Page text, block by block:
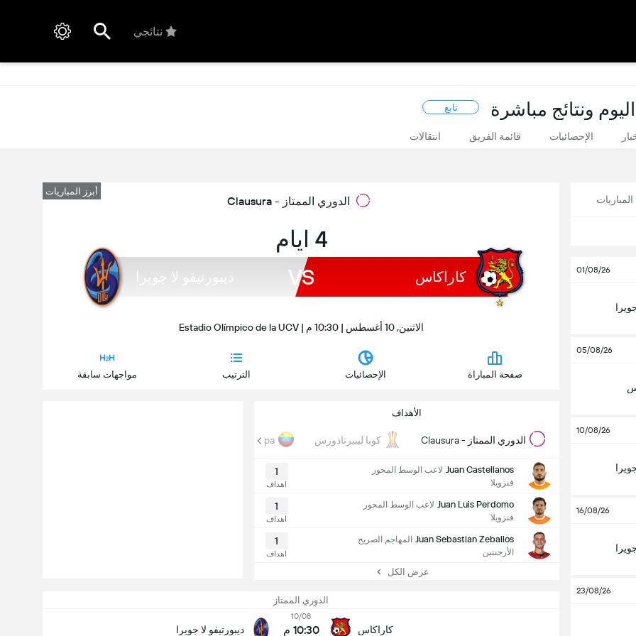
نتائجي
ونتائج مباشرة تابع
الإحصائيات قائمة الفريق انتقالات
01/08/26
05/08/26
10/08/26
16/08/26
23/08/26
أبرز المباريات
الدوري الممتاز - Clausura
4 ايام
كاراكاس VS ديبورتيفو لا جويرا
الاثنين, 10 أغسطس | 10:30 م | Estadio Olímpico de la UCV
صفحة المباراة الإحصائيات الترتيب مواجهات سابقة
الأهداف
الدوري الممتاز - Clausura كوبا ليبيرتادورس Supercopa
Juan Castellanos لاعب الوسط المحور
فنزويلا
1
اهداف
Juan Luis Perdomo لاعب الوسط المحور
فنزويلا
1
اهداف
Juan Sebastian Zeballos المهاجم الصريح
الأرجنتين
1
اهداف
عرض الكل
الدوري الممتاز
كاراكاس
10/08
10:30 م ديبورتيفو لا جويرا